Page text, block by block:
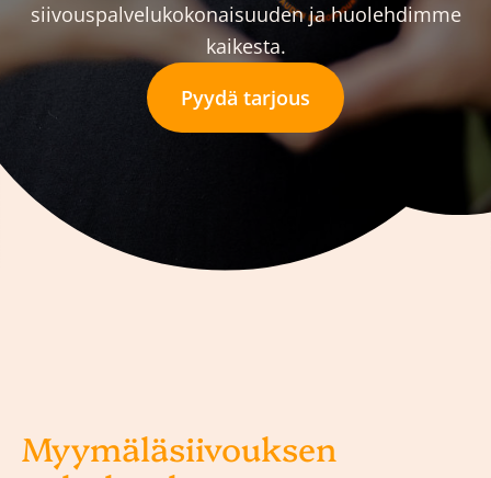
siivouspalvelukokonaisuuden ja huolehdimme
kaikesta.
Pyydä tarjous
Myymäläsiivouksen